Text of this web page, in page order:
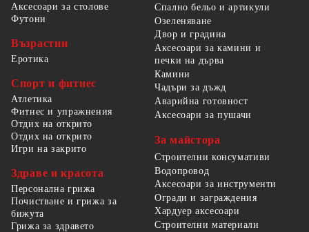
Аксесоари за столове
Футони
Възрастни
Еротика
Спорт и фитнес
Атлетика
Фитнес и упражнения
Отдих на открито
Отдих на открито
Игри на закрито
Здраве и красота
Персонална грижа
Почистване и грижа за
бижута
Грижа за здравето
Спално бельо и артикули
Озеленяване
Двор и градина
Аксесоари за камини и
печки на дърва
Камини
Чадъри за дъжд
Аварийна готовност
Аксесоари за пушачи
За майстора
Строителни консумативи
Водопровод
Аксесоари за инструменти
Огради и заграждения
Хардуер аксесоари
Строителни материали